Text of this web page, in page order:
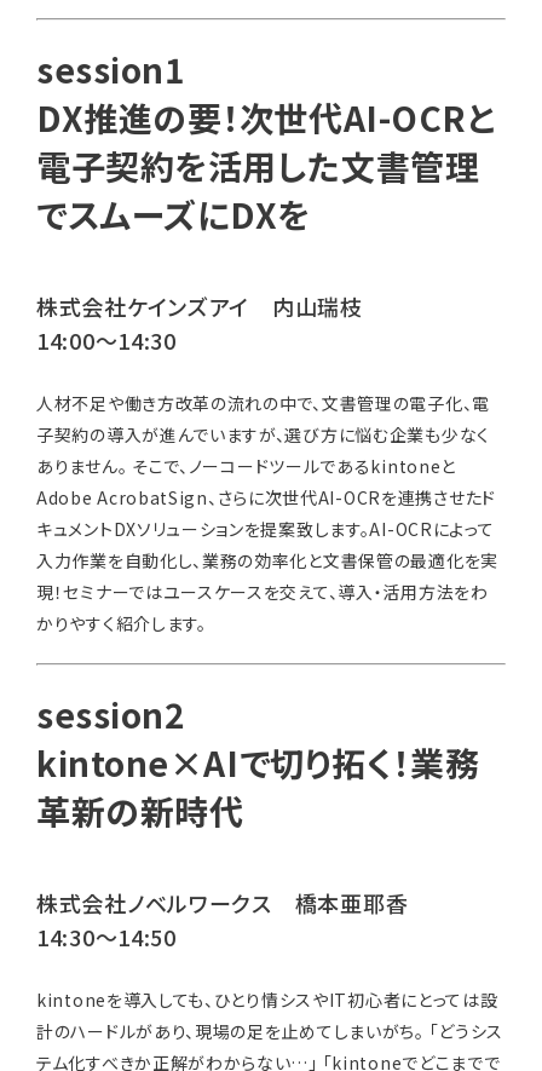
session1
DX推進の要！次世代AI-OCRと
電子契約を活用した文書管理
でスムーズにDXを
株式会社ケインズアイ 内山瑞枝
14:00～14:30
人材不足や働き方改革の流れの中で、文書管理の電子化、電
子契約の導入が進んでいますが、選び方に悩む企業も少なく
ありません。 そこで、ノーコードツールであるkintoneと
Adobe AcrobatSign、さらに次世代AI-OCRを連携させたド
キュメントDXソリューションを提案致します。AI-OCRによって
入力作業を自動化し、業務の効率化と文書保管の最適化を実
現！セミナーではユースケースを交えて、導入・活用方法をわ
かりやすく紹介します。
session2
kintone×AIで切り拓く！業務
革新の新時代
株式会社ノベルワークス 橋本亜耶香
14:30～14:50
kintoneを導入しても、ひとり情シスやIT初心者にとっては設
計のハードルがあり、現場の足を止めてしまいがち。 「どうシス
テム化すべきか正解がわからない…」 「kintoneでどこまでで